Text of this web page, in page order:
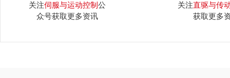
关注伺服与运动控制公
众号获取更多资讯
关注直驱与传
获取更多